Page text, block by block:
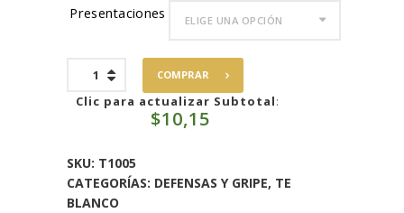
$101
5
Presentaciones
Almendra
cantidad
COMPRAR
Clic para actualizar Subtotal:
$10,15
SKU: T1005
CATEGORÍAS: DEFENSAS Y GRIPE, TE
BLANCO